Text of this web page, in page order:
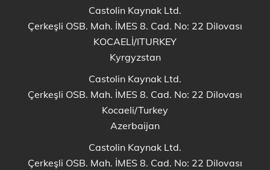
Castolin Kaynak Ltd.
Çerkeşli OSB. Mah. İMES 8. Cad. No: 22 Dilovası
KOCAELİ/ITURKEY
Kyrgyzstan
Castolin Kaynak Ltd.
Çerkeşli OSB. Mah. İMES 8. Cad. No: 22 Dilovası
Kocaeli/Turkey
Azerbaijan
Castolin Kaynak Ltd.
Çerkeşli OSB. Mah. İMES 8. Cad. No: 22 Dilovası